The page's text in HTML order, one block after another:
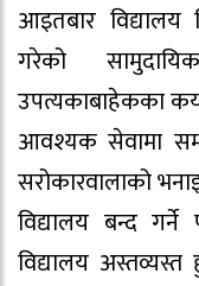
आइतबार विद्यालय
गरेको
उपत्यकाबाहेकका
आवश्यक सेवामा
सरोकारवालाको
विद्यालय बन्द
विद्यालय